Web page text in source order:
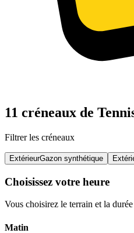
11 créneaux de
Filtrer les créneaux
ExtérieurGazon synthétique
Choisissez votre heure
Vous choisirez le terrain et la durée
Matin